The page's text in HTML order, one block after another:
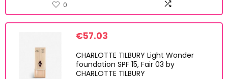
0
€57.03
CHARLOTTE TILBURY Light Wonder
foundation SPF 15, Fair 03 by
CHARLOTTE TILBURY